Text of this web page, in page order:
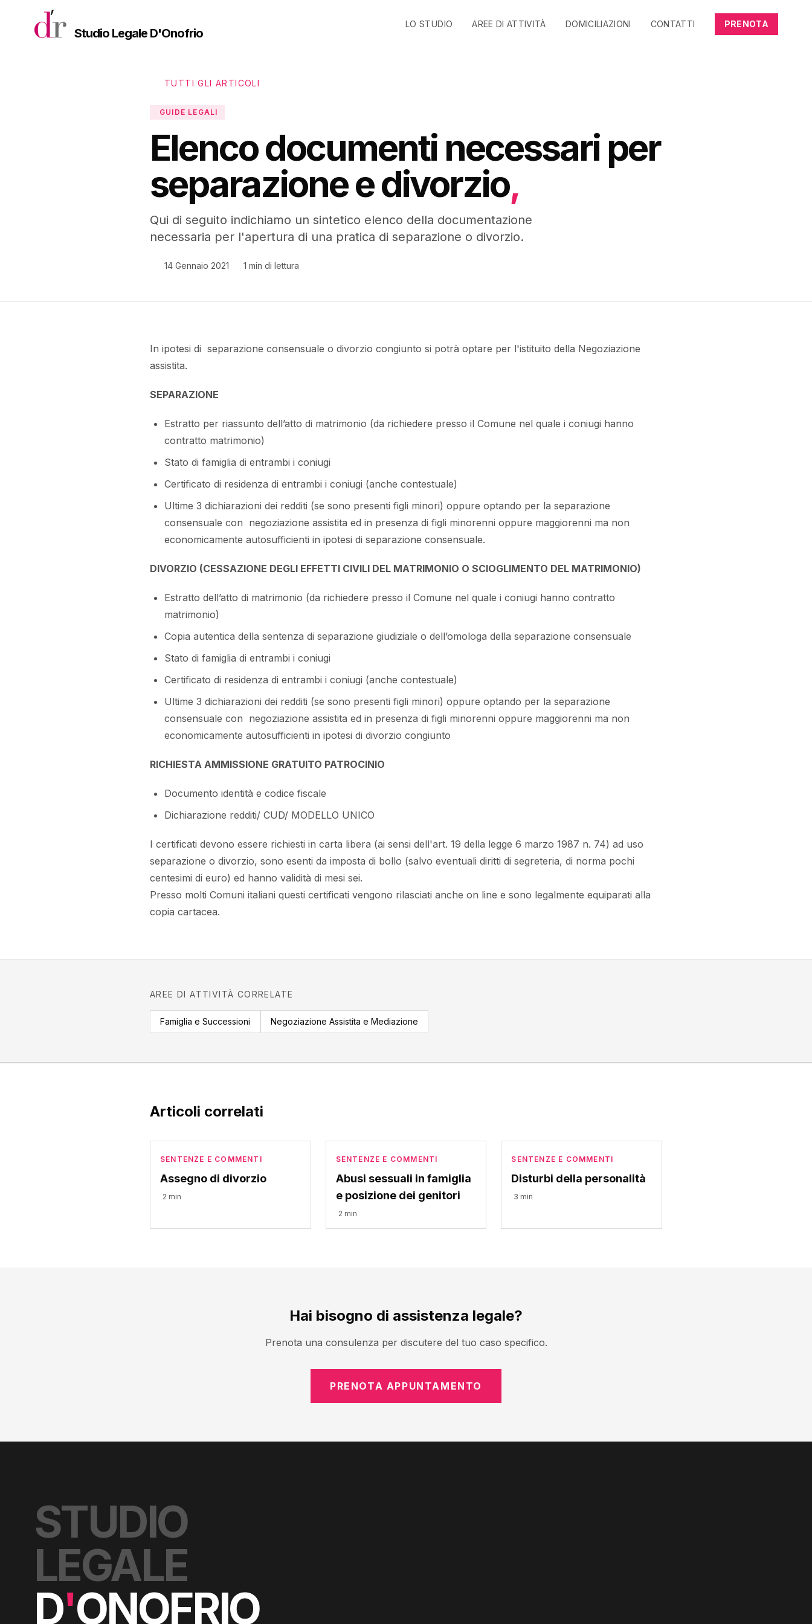
Vai al contenuto principale
Studio Legale D'Onofrio
LO STUDIO AREE DI ATTIVITÀ DOMICILIAZIONI CONTATTI PRENOTA
TUTTI GLI ARTICOLI
GUIDE LEGALI
Elenco documenti necessari per
separazione e divorzio,
Qui di seguito indichiamo un sintetico elenco della documentazione
necessaria per l'apertura di una pratica di separazione o divorzio.
14 Gennaio 2021 1 min di lettura
In ipotesi di separazione consensuale o divorzio congiunto si potrà optare per l'istituito della Negoziazione
assistita.
SEPARAZIONE
Estratto per riassunto dell’atto di matrimonio (da richiedere presso il Comune nel quale i coniugi hanno
contratto matrimonio)
Stato di famiglia di entrambi i coniugi
Certificato di residenza di entrambi i coniugi (anche contestuale)
Ultime 3 dichiarazioni dei redditi (se sono presenti figli minori) oppure optando per la separazione
consensuale con negoziazione assistita ed in presenza di figli minorenni oppure maggiorenni ma non
economicamente autosufficienti in ipotesi di separazione consensuale.
DIVORZIO (CESSAZIONE DEGLI EFFETTI CIVILI DEL MATRIMONIO O SCIOGLIMENTO DEL MATRIMONIO)
Estratto dell’atto di matrimonio (da richiedere presso il Comune nel quale i coniugi hanno contratto
matrimonio)
Copia autentica della sentenza di separazione giudiziale o dell’omologa della separazione consensuale
Stato di famiglia di entrambi i coniugi
Certificato di residenza di entrambi i coniugi (anche contestuale)
Ultime 3 dichiarazioni dei redditi (se sono presenti figli minori) oppure optando per la separazione
consensuale con negoziazione assistita ed in presenza di figli minorenni oppure maggiorenni ma non
economicamente autosufficienti in ipotesi di divorzio congiunto
RICHIESTA AMMISSIONE GRATUITO PATROCINIO
Documento identità e codice fiscale
Dichiarazione redditi/ CUD/ MODELLO UNICO
I certificati devono essere richiesti in carta libera (ai sensi dell'art. 19 della legge 6 marzo 1987 n. 74) ad uso
separazione o divorzio, sono esenti da imposta di bollo (salvo eventuali diritti di segreteria, di norma pochi
centesimi di euro) ed hanno validità di mesi sei.
Presso molti Comuni italiani questi certificati vengono rilasciati anche on line e sono legalmente equiparati alla
copia cartacea.
AREE DI ATTIVITÀ CORRELATE
Famiglia e Successioni Negoziazione Assistita e Mediazione
Articoli correlati
SENTENZE E COMMENTI
Assegno di divorzio
2 min
SENTENZE E COMMENTI
Abusi sessuali in famiglia
e posizione dei genitori
2 min
SENTENZE E COMMENTI
Disturbi della personalità
3 min
Hai bisogno di assistenza legale?
Prenota una consulenza per discutere del tuo caso specifico.
PRENOTA APPUNTAMENTO
STUDIO
LEGALE
D'ONOFRIO